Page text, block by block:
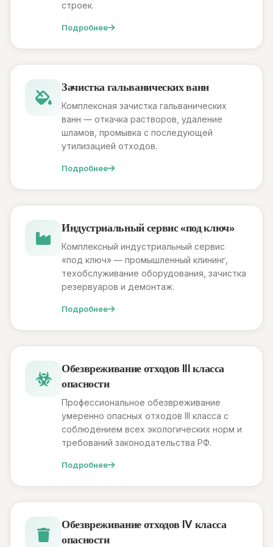
строек.
Подробнее
Зачистка гальванических ванн
Комплексная зачистка гальванических
ванн — откачка растворов, удаление
шламов, промывка с последующей
утилизацией отходов.
Подробнее
Индустриальный сервис «под ключ»
Комплексный индустриальный сервис
«под ключ» — промышленный клининг,
техобслуживание оборудования, зачистка
резервуаров и демонтаж.
Подробнее
Обезвреживание отходов III класса
опасности
Профессиональное обезвреживание
умеренно опасных отходов III класса с
соблюдением всех экологических норм и
требований законодательства РФ.
Подробнее
Обезвреживание отходов IV класса
опасности